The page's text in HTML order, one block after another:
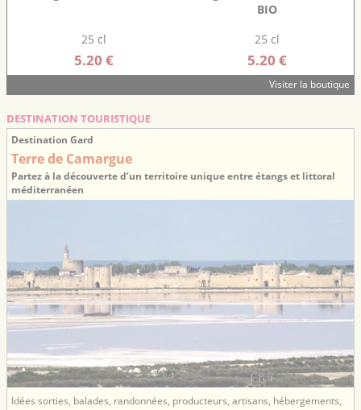
25 cl
5.20 €
BIO
25 cl
5.20 €
Visiter la boutique
DESTINATION TOURISTIQUE
Destination Gard
Terre de Camargue
Partez à la découverte d’un territoire unique entre étangs et littoral
méditerranéen
Idées sorties, balades, randonnées, producteurs, artisans, hébergements,